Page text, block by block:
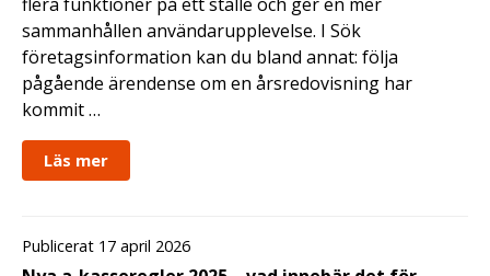
sammanhållen användarupplevelse. I Sök
företagsinformation kan du bland annat: följa
pågående ärendense om en årsredovisning har
kommit …
Läs mer
Publicerat 17 april 2026